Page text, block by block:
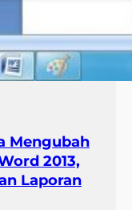
Mengubah
2013,
Laporan